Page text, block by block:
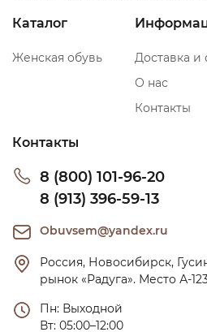
Каталог
Женская обувь
Доставка и
О нас
Контакты
Контакты
8 (800) 101-96-20
8 (913) 396-59-13
Obuvsem@yandex.ru
Россия, Новосибирск,
рынок «Радуга». Место А-
Пн: Выходной
Вт: 05:00–12:00